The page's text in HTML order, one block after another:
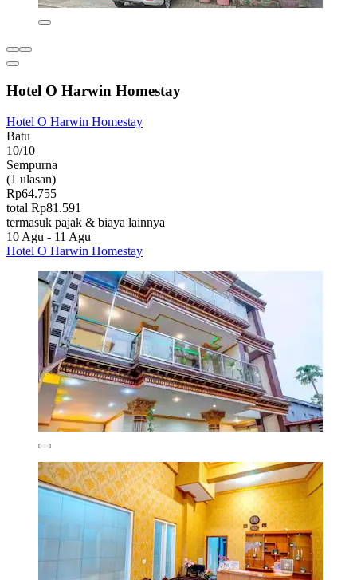
Hotel O Harwin Homestay
Hotel O Harwin Homestay
Batu
10/10
Sempurna
(1 ulasan)
Rp64.755
total Rp81.591
termasuk pajak & biaya lainnya
10 Agu - 11 Agu
Hotel O Harwin Homestay